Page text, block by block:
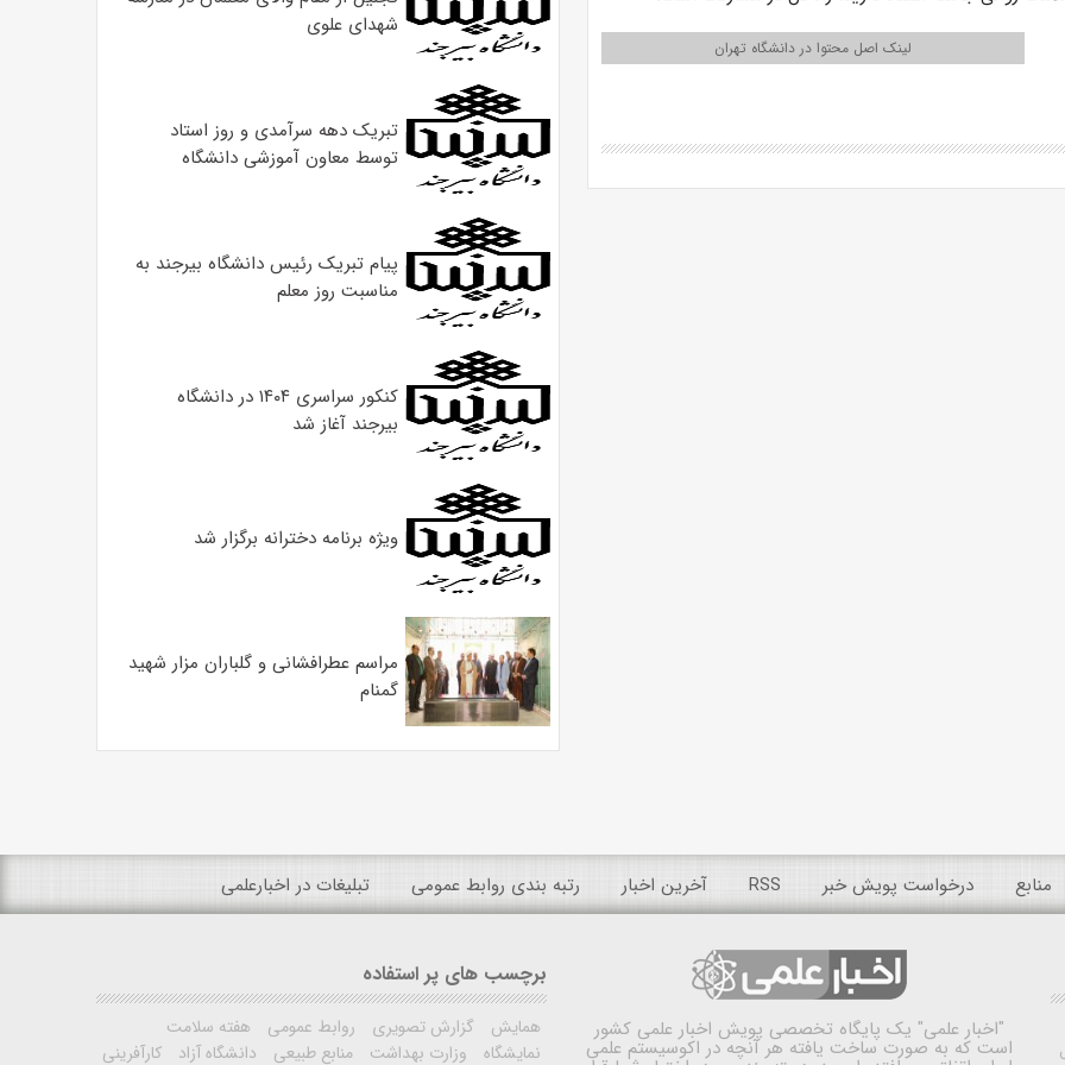
لینک اصل محتوا در دانشگاه تهران
شهدای علوی
تبریک دهه سرآمدی و روز استاد
توسط معاون آموزشی دانشگاه
پیام تبریک رئیس دانشگاه بیرجند به
مناسبت روز معلم
کنکور سراسری ۱۴۰۴ در دانشگاه
بیرجند آغاز شد
ویژه برنامه دخترانه برگزار شد
مراسم عطرافشانی و گلباران مزار شهید
گمنام
منابع درخواست پویش خبر RSS آخرین اخبار رتبه بندی روابط عمومی تبلیغات در اخبارعلمی
"اخبار علمی" یک پایگاه تخصصی پویش اخبار علمی کشور
است که به صورت ساخت یافته هر آنچه در اکوسیستم علمی
برچسب های پر استفاده
همایش گزارش تصویری روابط عمومی
هفته سلامت
نمایشگاه
وزارت بهداشت منابع طبیعی دانشگاه آزاد کارآفرینی